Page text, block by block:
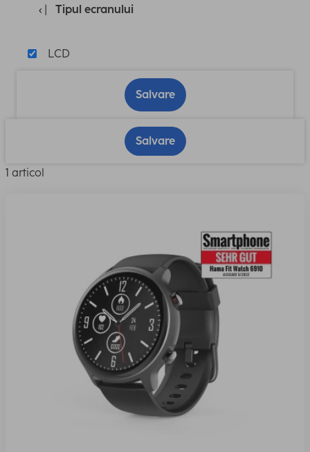
Tipul ecranului
LCD
Salvare
Salvare
1 articol